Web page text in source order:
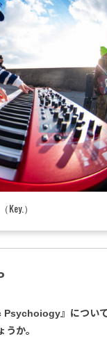
Key.）
』について
か。